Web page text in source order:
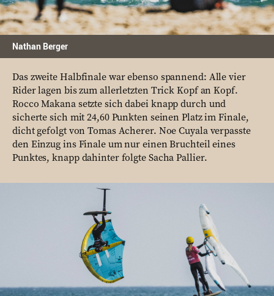
Nathan Berger
Das zweite Halbfinale war ebenso spannend: Alle vier
Rider lagen bis zum allerletzten Trick Kopf an Kopf.
Rocco Makana setzte sich dabei knapp durch und
sicherte sich mit 24,60 Punkten seinen Platz im Finale,
dicht gefolgt von Tomas Acherer. Noe Cuyala verpasste
den Einzug ins Finale um nur einen Bruchteil eines
Punktes, knapp dahinter folgte Sacha Pallier.